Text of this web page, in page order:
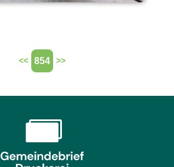
<< 854 >>